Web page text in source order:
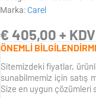
Marka: Carel
€ 405,00 + KDV
ÖNEMLİ
Sitemizdeki fiyatlar,
sunabilmemiz için satış
Size en uygun çözümleri